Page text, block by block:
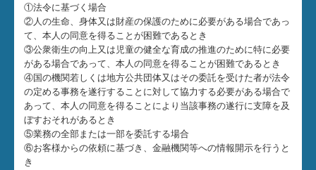
①法令に基づく場合
②人の生命、身体又は財産の保護のために必要がある場合であっ
て、本人の同意を得ることが困難であるとき
③公衆衛生の向上又は児童の健全な育成の推進のために特に必要
がある場合であって、本人の同意を得ることが困難であるとき
④国の機関若しくは地方公共団体又はその委託を受けた者が法令
の定める事務を遂行することに対して協力する必要がある場合で
あって、本人の同意を得ることにより当該事務の遂行に支障を及
ぼすおそれがあるとき
⑤業務の全部または一部を委託する場合
⑥お客様からの依頼に基づき、金融機関等への情報開示を行うと
き